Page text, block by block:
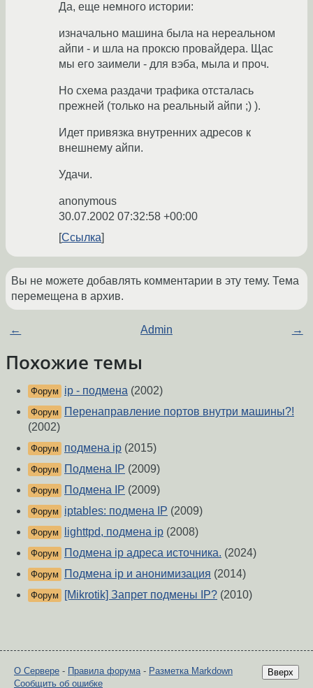
Да, еще немного истории:
изначально машина была на нереальном
айпи - и шла на проксю провайдера. Щас
мы его заимели - для вэба, мыла и проч.
Но схема раздачи трафика отсталась
прежней (только на реальный айпи ;) ).
Идет привязка внутренних адресов к
внешнему айпи.
Удачи.
anonymous
30.07.2002 07:32:58 +00:00
Ссылка
Вы не можете добавлять комментарии в эту тему. Тема
перемещена в архив.
← Admin →
Похожие темы
Форум ip - подмена (2002)
Форум
Перенаправление портов внутри машины?!
(2002)
Форум подмена ip (2015)
Форум Подмена IP (2009)
Форум Подмена IP (2009)
Форум iptables: подмена IP (2009)
Форум lighttpd, подмена ip (2008)
Форум Подмена ip адреса источника. (2024)
Форум Подмена ip и анонимизация (2014)
Форум [Mikrotik] Запрет подмены IP? (2010)
Вверх
О Сервере - Правила форума- Разметка Markdown
Сообщить об ошибке